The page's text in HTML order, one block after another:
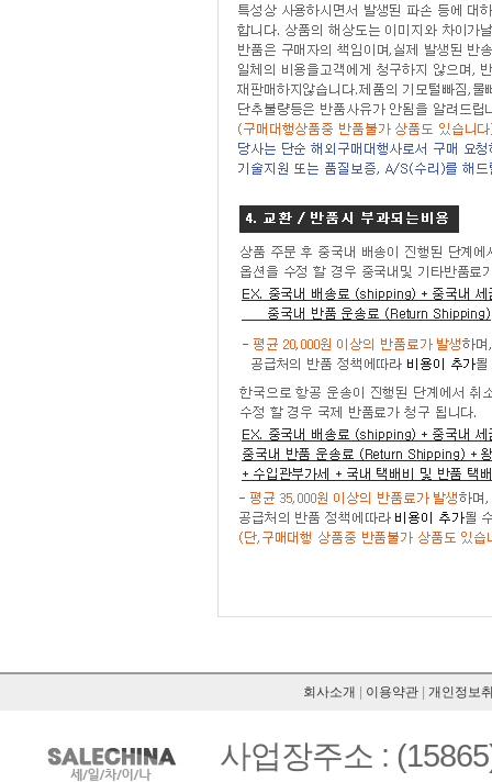
회사소개 이용약관 개인정보
사업장주소 :